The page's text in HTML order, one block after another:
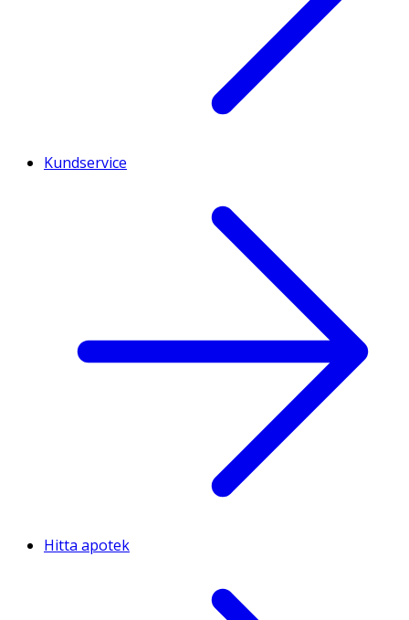
Kundservice
Hitta apotek